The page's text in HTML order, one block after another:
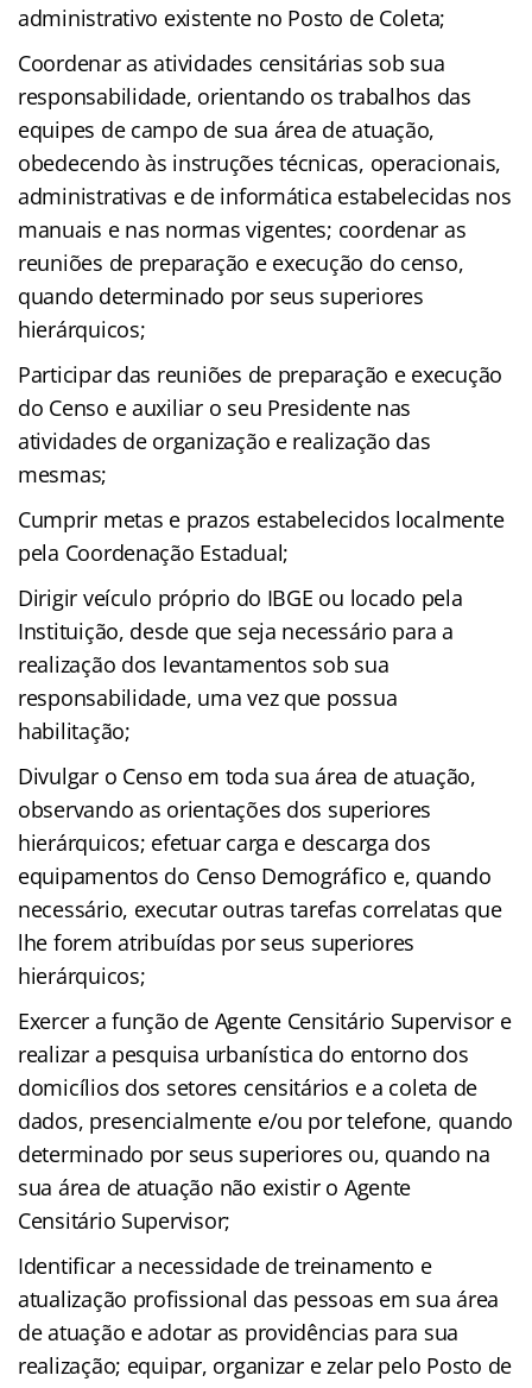
administrativo existente no Posto de Coleta;
Coordenar as atividades censitárias sob sua
responsabilidade, orientando os trabalhos das
equipes de campo de sua área de atuação,
obedecendo às instruções técnicas, operacionais,
administrativas e de informática estabelecidas nos
manuais e nas normas vigentes; coordenar as
reuniões de preparação e execução do censo,
quando determinado por seus superiores
hierárquicos;
Participar das reuniões de preparação e execução
do Censo e auxiliar o seu Presidente nas
atividades de organização e realização das
mesmas;
Cumprir metas e prazos estabelecidos localmente
pela Coordenação Estadual;
Dirigir veículo próprio do IBGE ou locado pela
Instituição, desde que seja necessário para a
realização dos levantamentos sob sua
responsabilidade, uma vez que possua
habilitação;
Divulgar o Censo em toda sua área de atuação,
observando as orientações dos superiores
hierárquicos; efetuar carga e descarga dos
equipamentos do Censo Demográfico e, quando
necessário, executar outras tarefas correlatas que
lhe forem atribuídas por seus superiores
hierárquicos;
Exercer a função de Agente Censitário Supervisor e
realizar a pesquisa urbanística do entorno dos
domicílios dos setores censitários e a coleta de
dados, presencialmente e/ou por telefone, quando
determinado por seus superiores ou, quando na
sua área de atuação não existir o Agente
Censitário Supervisor;
Identificar a necessidade de treinamento e
atualização profissional das pessoas em sua área
de atuação e adotar as providências para sua
realização; equipar, organizar e zelar pelo Posto de